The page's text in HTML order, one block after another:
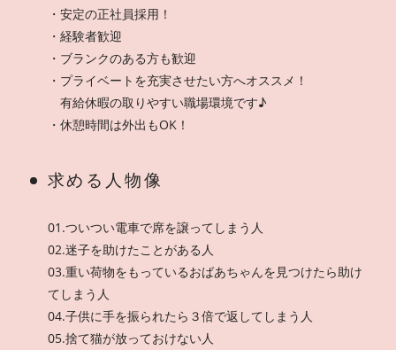
・安定の正社員採用！
・経験者歓迎
・ブランクのある方も歓迎
・プライベートを充実させたい方へオススメ！
有給休暇の取りやすい職場環境です♪
・休憩時間は外出もOK！
求める人物像
01.ついつい電車で席を譲ってしまう人
02.迷子を助けたことがある人
03.重い荷物をもっているおばあちゃんを見つけたら助け
てしまう人
04.子供に手を振られたら３倍で返してしまう人
05.捨て猫が放っておけない人